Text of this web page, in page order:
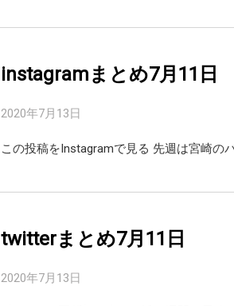
instagramまとめ7月11日
2020年7月13日
この投稿をInstagramで見る 先週は宮崎の
twitterまとめ7月11日
2020年7月13日